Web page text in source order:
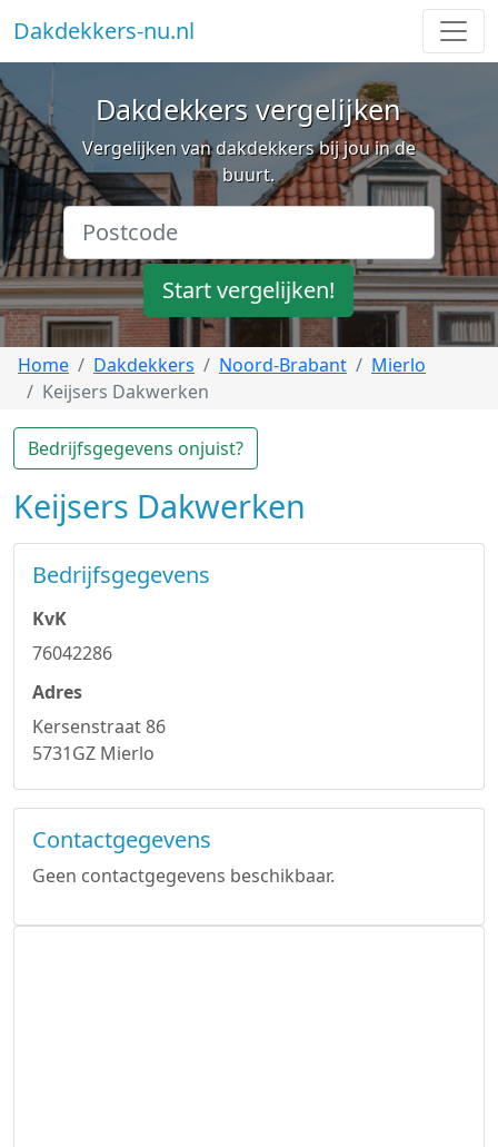
Dakdekkers-nu.nl
Dakdekkers vergelijken
Vergelijken van dakdekkers bij jou in de
buurt.
Start vergelijken!
Home Dakdekkers Noord-Brabant
Mierlo
Keijsers Dakwerken
Bedrijfsgegevens onjuist?
Keijsers Dakwerken
Bedrijfsgegevens
KvK
76042286
Adres
Kersenstraat 86
5731GZ Mierlo
Contactgegevens
Geen contactgegevens beschikbaar.